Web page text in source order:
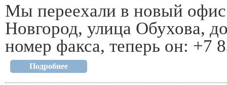
Мы переехали в новый
Новгород, улица Обухова,
номер факса, теперь он: +7
Подробнее